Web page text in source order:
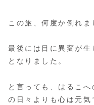
この旅、何度か倒れま
最後には目に異変が
となりました。
と言っても、はるこ
の日々よりも心は元気